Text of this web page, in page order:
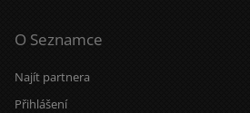
O Seznamce
Najít partnera
Přihlášení